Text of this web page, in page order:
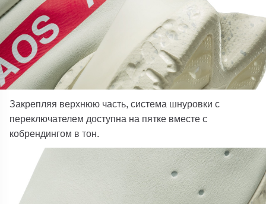
Закрепляя верхнюю часть, система шнуровки с
переключателем доступна на пятке вместе с
кобрендингом в тон.